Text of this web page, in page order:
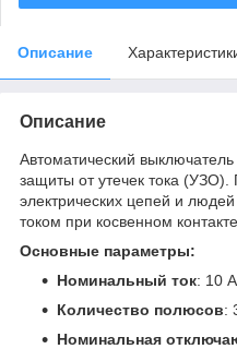
Описание
Описание
Автоматический
защиты от утечек тока
электрических цепей и
током при косвенном
Основные параметры:
Номинальный ток: 10 А
Количество полюсов:
Номинальная